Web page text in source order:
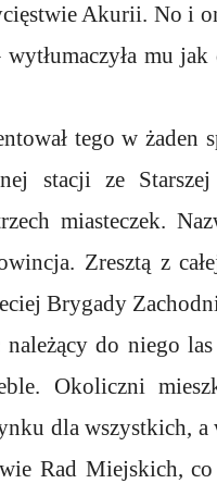
Akurii. No i
wytłumaczyła mu
tego w żaden
stacji ze
miasteczek.
Zresztą z
Brygady
do niego
Okoliczni
dla wszystkich, a
Rad Miejskich,